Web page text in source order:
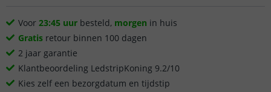
Voor 23:45 uur besteld, morgen in huis
Gratis retour binnen 100 dagen
2 jaar garantie
Klantbeoordeling LedstripKoning 9.2/10
Kies zelf een bezorgdatum en tijdstip